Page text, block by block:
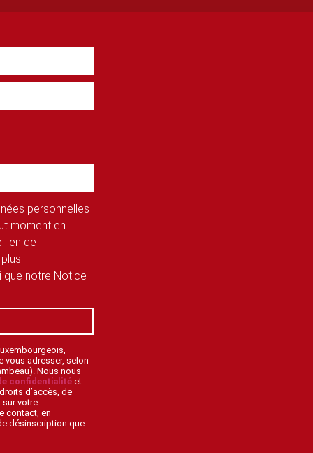
personnelles
moment en
lien de
que notre Notice
vous adresser, selon
Nous nous
confidentialitéet
d’accès, de
sur votre
contact, en
désinscription que